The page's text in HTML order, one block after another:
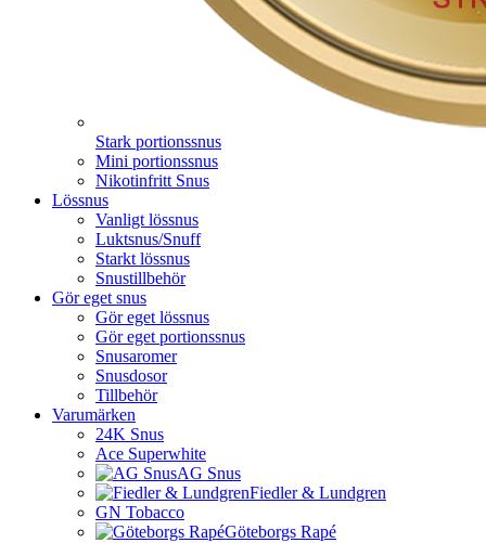
Stark portionssnus
Mini portionssnus
Nikotinfritt Snus
Lössnus
Vanligt lössnus
Luktsnus/Snuff
Starkt lössnus
Snustillbehör
Gör eget snus
Gör eget lössnus
Gör eget portionssnus
Snusaromer
Snusdosor
Tillbehör
Varumärken
24K Snus
Ace Superwhite
AG Snus
Fiedler & Lundgren
GN Tobacco
Göteborgs Rapé